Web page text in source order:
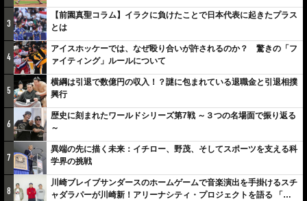
3
【前園真聖コラム】イラクに負けたことで日本代表に起きたプラス
とは
4
アイスホッケーでは、なぜ殴り合いが許されるのか？ 驚きの「フ
ァイティング」ルールについて
5
横綱は引退で数億円の収入！？謎に包まれている退職金と引退相撲
興行
6
歴史に刻まれたワールドシリーズ第7戦 ～３つの名場面で振り返る
～
7
異端の先に描く未来：イチロー、野茂、そしてスポーツを支える科
学界の挑戦
8
川崎ブレイブサンダースのホームゲームで音楽演出を手掛けるスチ
ャダラパーが川崎新！アリーナシティ・プロジェクトを語る 「楽